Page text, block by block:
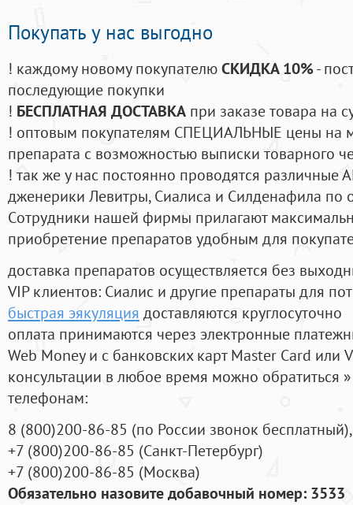
Покупать у нас выгодно
! каждому новому покупателюСКИДКА 10%-
последующие покупки
! БЕСПЛАТНАЯ ДОСТАВКА при заказе товара на
! оптовым покупателям СПЕЦИАЛЬНЫЕ цены на
препарата с возможностью выписки товарного
! так же у нас постоянно проводятся
дженерики Левитры, Сиалиса и Силденафила по
Cотрудники нашей фирмы прилагают
приобретение препаратов удобным для
доставка препаратов осуществляется без
VIP клиентов: Сиалис и другие препараты для
быстрая эякуляция доставляются круглосуточно
оплата принимаются через электронные
Web Money и с банковских карт Master Card или
консультации в любое время можно обратиться
телефонам:
8 (800)200-86-85 (по России звонок бесплатный),
+7 (800)200-86-85 (Санкт-Петербург)
+7 (800)200-86-85 (Москва)
Обязательно назовите добавочный номер: 3533